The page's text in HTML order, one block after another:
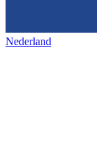
Nederland